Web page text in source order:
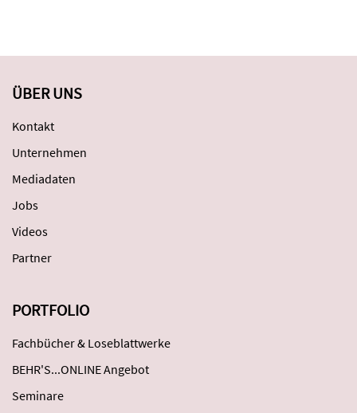
ÜBER UNS
Kontakt
Unternehmen
Mediadaten
Jobs
Videos
Partner
PORTFOLIO
Fachbücher & Loseblattwerke
BEHR'S...ONLINE Angebot
Seminare